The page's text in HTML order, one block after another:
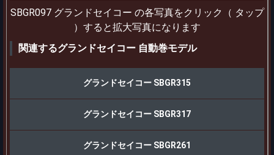
SBGR097 グランドセイコー の各写真をクリック（ タップ
）すると拡大写真になります
関連するグランドセイコー 自動巻モデル
グランドセイコー SBGR315
グランドセイコー SBGR317
グランドセイコー SBGR261